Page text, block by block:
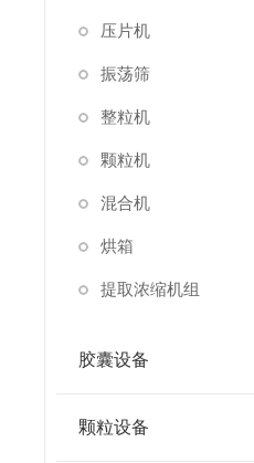
压片机
振荡筛
整粒机
颗粒机
混合机
烘箱
提取浓缩机组
胶囊设备
颗粒设备